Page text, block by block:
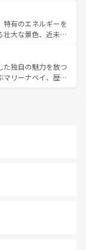
ーヒーなどは、ぜ
てもあたたかい人々
れられない旅にな
マイなどの山岳地
ットやクラビの美し
できる。タイ料理
にも異なる楽しみ
々、仏教を中心とし
る旅人を魅了し続
特有のエネルギーを
大な景色、近未来
スポットが密集し
も魅力。息をのむよ
存分に楽しみ尽く
た独自の魅力を放つ
リーナベイ、歴史
外せないスポット